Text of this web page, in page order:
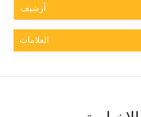
أرشيف
العلامات